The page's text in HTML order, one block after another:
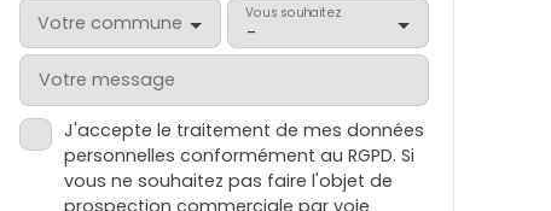
Votre commune -
Vous souhaitez
Votre message
J'accepte le traitement de mes données
personnelles conformément au RGPD. Si
vous ne souhaitez pas faire l'objet de